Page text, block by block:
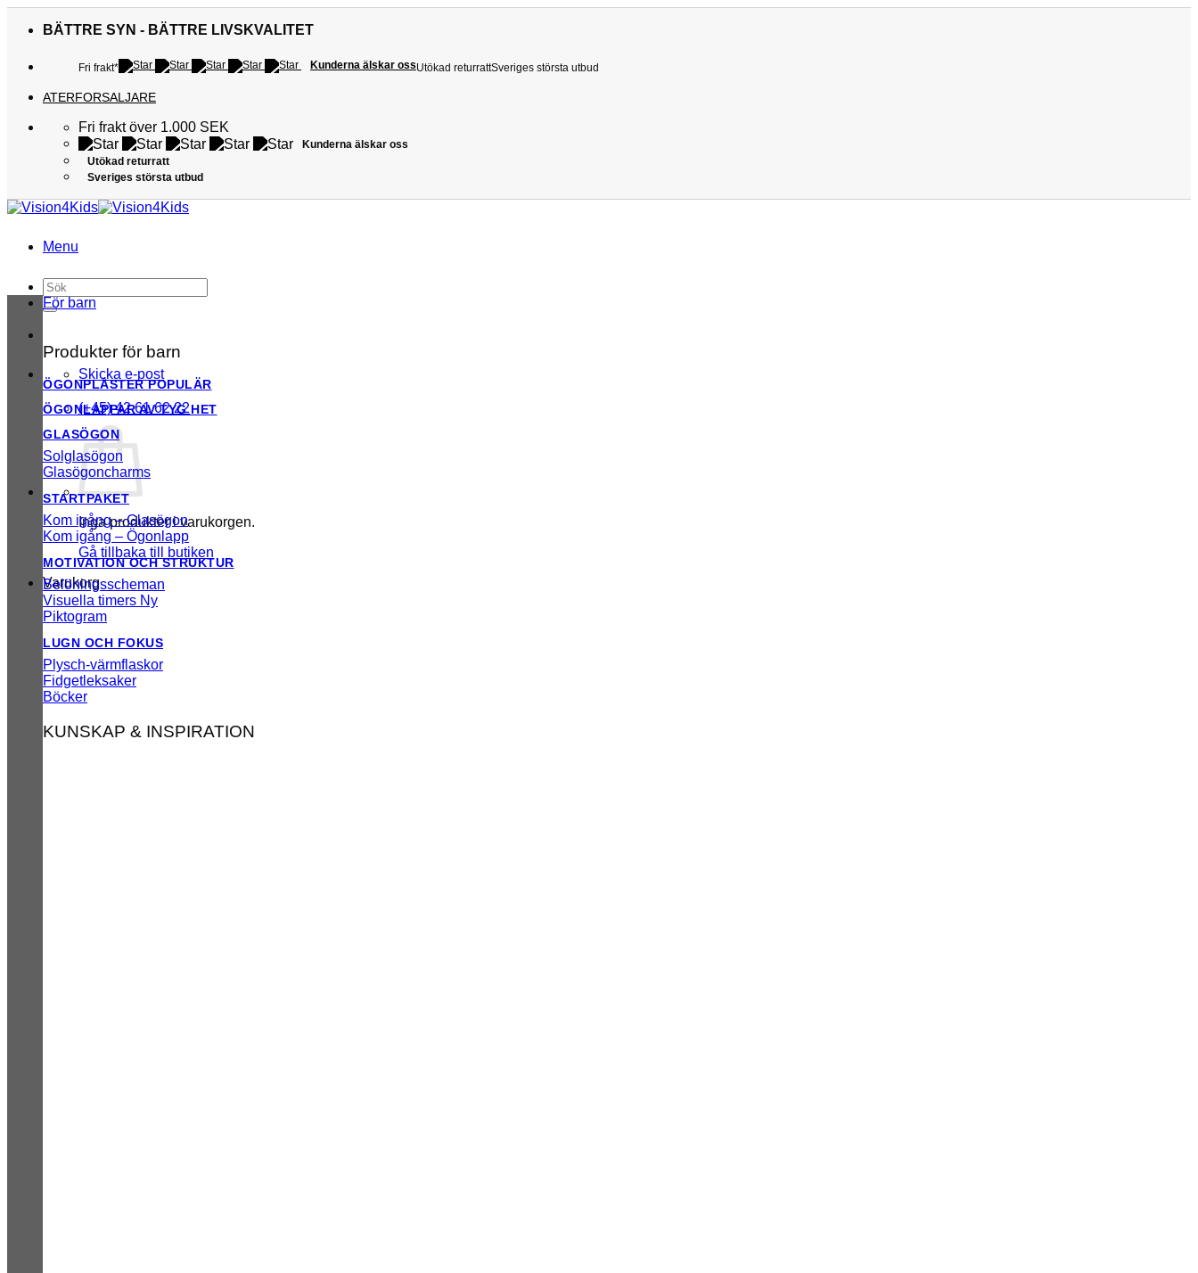
BÄTTRE SYN - BÄTTRE LIVSKVALITET
Fri frakt* Kunderna älskar ossUtökad returrattSveriges största utbud
ATERFORSALJARE
Fri frakt över 1.000 SEK
Kunderna älskar oss
Utökad returratt
Sveriges största utbud
Menu
Sök
efter:
Skicka e-post
(+45) 42 61 62 22
Inga produkter i varukorgen.
Gå tillbaka till butiken
Varukorg
För barn
Produkter för barn
ÖGONPLÅSTER
ÖGONLAPPAR AV TYG
GLASÖGON
Solglasögon
Glasögoncharms
STARTPAKET
Kom igång – Glasögon
Kom igång – Ögonlapp
MOTIVATION OCH STRUKTUR
Belöningsscheman
Visuella timers
Piktogram
LUGN OCH FOKUS
Plysch-värmflaskor
Fidgetleksaker
Böcker
KUNSKAP & INSPIRATION